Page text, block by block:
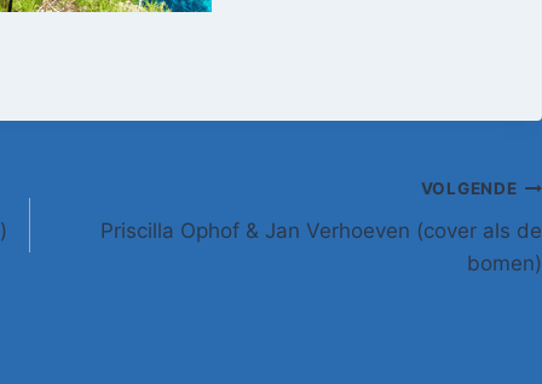
VOLGENDE
Priscilla Ophof & Jan Verhoeven (cover als de
bomen)